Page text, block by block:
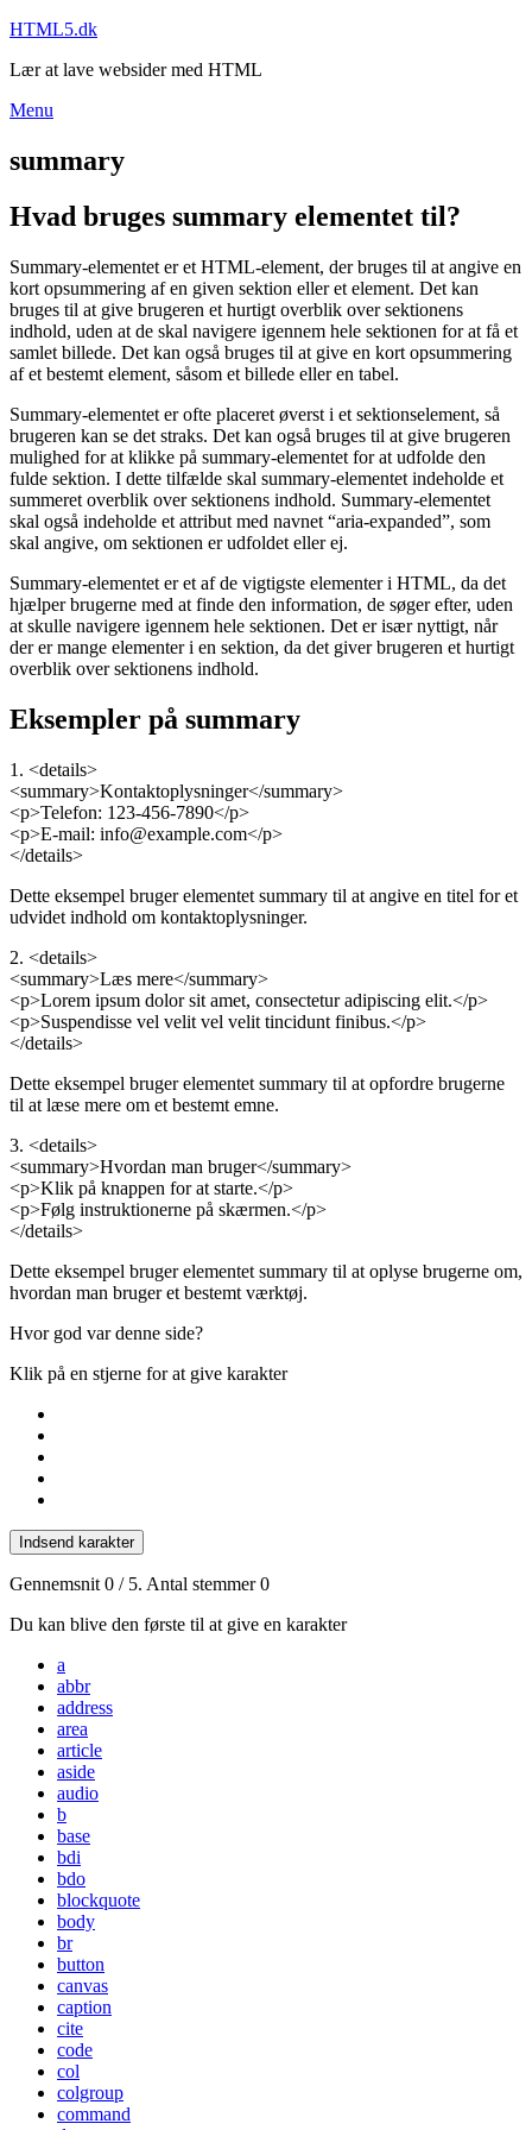
Skip
content
HTML5.dk
Lær at lave websider med HTML
Menu
summary
Hvad bruges summary elementet til?
Summary-elementet er et HTML-element, der bruges til at angive en
kort opsummering af en given sektion eller et element. Det kan
bruges til at give brugeren et hurtigt overblik over sektionens
indhold, uden at de skal navigere igennem hele sektionen for at få et
samlet billede. Det kan også bruges til at give en kort opsummering
af et bestemt element, såsom et billede eller en tabel.
Summary-elementet er ofte placeret øverst i et sektionselement, så
brugeren kan se det straks. Det kan også bruges til at give brugeren
mulighed for at klikke på summary-elementet for at udfolde den
fulde sektion. I dette tilfælde skal summary-elementet indeholde et
summeret overblik over sektionens indhold. Summary-elementet
skal også indeholde et attribut med navnet “aria-expanded”, som
skal angive, om sektionen er udfoldet eller ej.
Summary-elementet er et af de vigtigste elementer i HTML, da det
hjælper brugerne med at finde den information, de søger efter, uden
at skulle navigere igennem hele sektionen. Det er især nyttigt, når
der er mange elementer i en sektion, da det giver brugeren et hurtigt
overblik over sektionens indhold.
Eksempler på summary
1. <details>
<summary>Kontaktoplysninger</summary>
<p>Telefon: 123-456-7890</p>
<p>E-mail: info@example.com</p>
</details>
Dette eksempel bruger elementet summary til at angive en titel for et
udvidet indhold om kontaktoplysninger.
2. <details>
<summary>Læs mere</summary>
<p>Lorem ipsum dolor sit amet, consectetur adipiscing elit.</p>
<p>Suspendisse vel velit vel velit tincidunt finibus.</p>
</details>
Dette eksempel bruger elementet summary til at opfordre brugerne
til at læse mere om et bestemt emne.
3. <details>
<summary>Hvordan man bruger</summary>
<p>Klik på knappen for at starte.</p>
<p>Følg instruktionerne på skærmen.</p>
</details>
Dette eksempel bruger elementet summary til at oplyse brugerne om,
hvordan man bruger et bestemt værktøj.
Hvor god var denne side?
Klik på en stjerne for at give karakter
Indsend karakter
Gennemsnit 0 / 5. Antal stemmer0
Du kan blive den første til at give en karakter
a
abbr
address
area
article
aside
audio
b
base
bdi
bdo
blockquote
body
br
button
canvas
caption
cite
code
col
colgroup
command